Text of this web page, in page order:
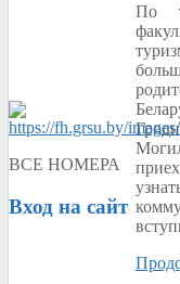
По
ВСЕ НОМЕРА
Вход на сайт